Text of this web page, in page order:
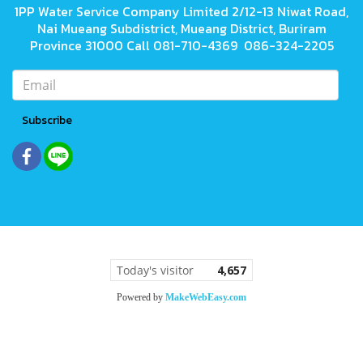
1PP Water Service Company Limited 2/12-13 Niwat Road,
Nai Mueang Subdistrict, Mueang District, Buriram
Province 31000 Call 081-710-4369 086-324-2205
Subscribe
Today's visitor 4,657
Powered by MakeWebEasy.com